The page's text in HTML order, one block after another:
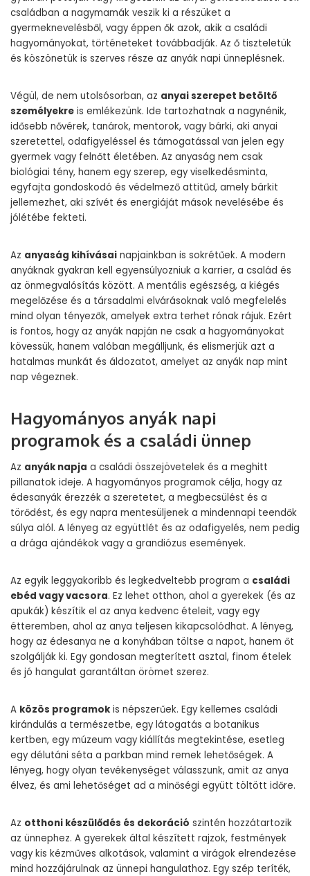
családban a nagymamák veszik ki a részüket a
gyermeknevelésből, vagy éppen ők azok, akik a családi
hagyományokat, történeteket továbbadják. Az ő tiszteletük
és köszönetük is szerves része az anyák napi ünneplésnek.
Végül, de nem utolsósorban, az anyai szerepet betöltő
személyekre is emlékezünk. Ide tartozhatnak a nagynénik,
idősebb nővérek, tanárok, mentorok, vagy bárki, aki anyai
szeretettel, odafigyeléssel és támogatással van jelen egy
gyermek vagy felnőtt életében. Az anyaság nem csak
biológiai tény, hanem egy szerep, egy viselkedésminta,
egyfajta gondoskodó és védelmező attitűd, amely bárkit
jellemezhet, aki szívét és energiáját mások nevelésébe és
jólétébe fekteti.
Az anyaság kihívásai napjainkban is sokrétűek. A modern
anyáknak gyakran kell egyensúlyozniuk a karrier, a család és
az önmegvalósítás között. A mentális egészség, a kiégés
megelőzése és a társadalmi elvárásoknak való megfelelés
mind olyan tényezők, amelyek extra terhet rónak rájuk. Ezért
is fontos, hogy az anyák napján ne csak a hagyományokat
kövessük, hanem valóban megálljunk, és elismerjük azt a
hatalmas munkát és áldozatot, amelyet az anyák nap mint
nap végeznek.
Hagyományos anyák napi
programok és a családi ünnep
Az anyák napja a családi összejövetelek és a meghitt
pillanatok ideje. A hagyományos programok célja, hogy az
édesanyák érezzék a szeretetet, a megbecsülést és a
törődést, és egy napra mentesüljenek a mindennapi teendők
súlya alól. A lényeg az együttlét és az odafigyelés, nem pedig
a drága ajándékok vagy a grandiózus események.
Az egyik leggyakoribb és legkedveltebb program a családi
ebéd vagy vacsora. Ez lehet otthon, ahol a gyerekek (és az
apukák) készítik el az anya kedvenc ételeit, vagy egy
étteremben, ahol az anya teljesen kikapcsolódhat. A lényeg,
hogy az édesanya ne a konyhában töltse a napot, hanem őt
szolgálják ki. Egy gondosan megterített asztal, finom ételek
és jó hangulat garantáltan örömet szerez.
A közös programok is népszerűek. Egy kellemes családi
kirándulás a természetbe, egy látogatás a botanikus
kertben, egy múzeum vagy kiállítás megtekintése, esetleg
egy délutáni séta a parkban mind remek lehetőségek. A
lényeg, hogy olyan tevékenységet válasszunk, amit az anya
élvez, és ami lehetőséget ad a minőségi együtt töltött időre.
Az otthoni készülődés és dekoráció szintén hozzátartozik
az ünnephez. A gyerekek által készített rajzok, festmények
vagy kis kézműves alkotások, valamint a virágok elrendezése
mind hozzájárulnak az ünnepi hangulathoz. Egy szép teríték,